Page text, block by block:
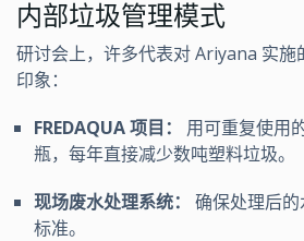
内部垃圾管理模式
研讨会上，许多代表对 Ariyana 实施
印象：
FREDAQUA 项目：
用可重复使用
瓶，每年直接减少数吨塑料垃圾。
现场废水处理系统：
确保处理后
标准。